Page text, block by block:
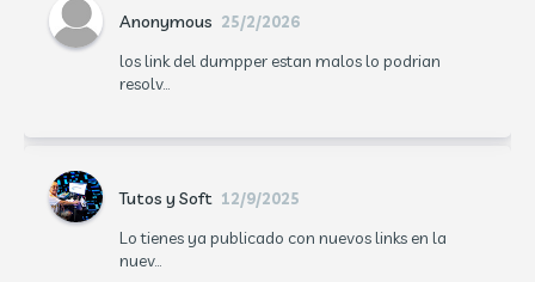
Anonymous 25/2/2026
los link del dumpper estan malos lo podrian
resolv...
Tutos y Soft 12/9/2025
Lo tienes ya publicado con nuevos links en la
nuev...